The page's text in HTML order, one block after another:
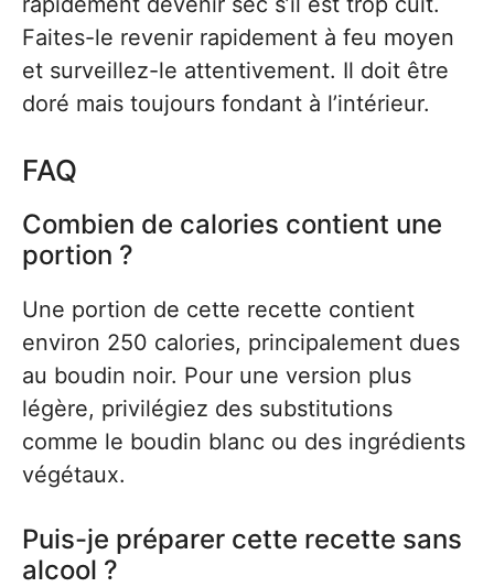
Faites-le revenir rapidement à feu moyen
et surveillez-le attentivement. Il doit être
doré mais toujours fondant à l’intérieur.
FAQ
Combien de calories contient une
portion ?
Une portion de cette recette contient
environ 250 calories, principalement dues
au boudin noir. Pour une version plus
légère, privilégiez des substitutions
comme le boudin blanc ou des ingrédients
végétaux.
Puis-je préparer cette recette sans
alcool ?